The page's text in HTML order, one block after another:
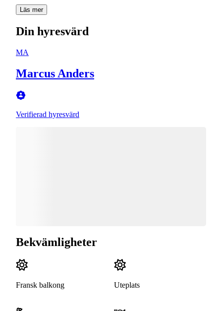
Läs mer
Din hyresvärd
MA
Marcus Anders
Verifierad hyresvärd
Bekvämligheter
Fransk balkong Uteplats